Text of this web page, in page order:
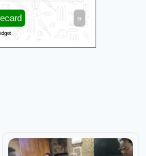
Full Scorecard